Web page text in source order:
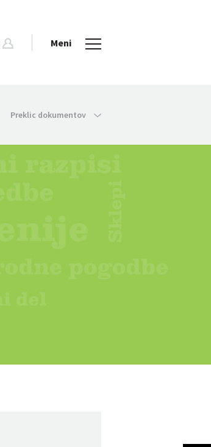
Meni
Preklic dokumentov